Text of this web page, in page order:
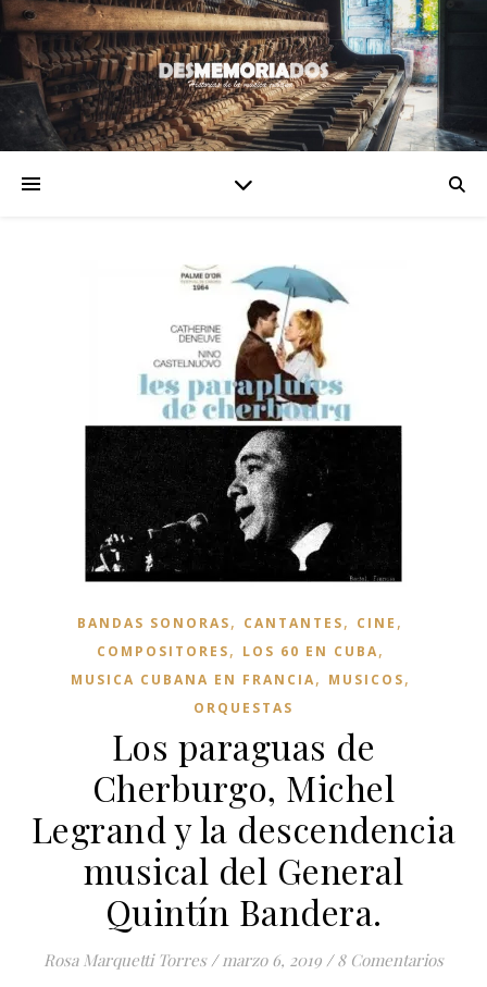
BANDAS SONORAS, CANTANTES, CINE ,
COMPOSITORES, LOS 60 EN CUBA,
MUSICA CUBANA EN FRANCIA, MUSICOS,
ORQUESTAS
Los paraguas de
Cherburgo, Michel
Legrand y la descendencia
musical del General
Quintín Bandera.
Rosa Marquetti Torres / marzo 6, 2019 / 8 Comentarios